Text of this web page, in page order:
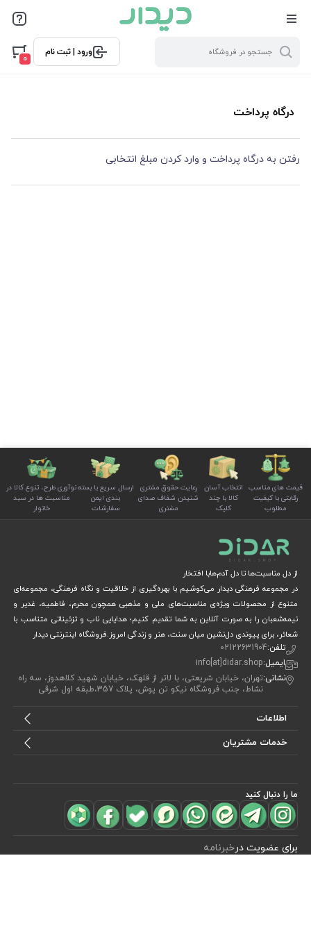
ورود | ثبت نام
0
درگاه پرداخت
رفتن به درگاه پرداخت و وارد کردن مبلغ انتخابی
قیمت های مناسب
رقابتی با کیفیت
مطلوب
انتخاب آسان
کالا با چند
کلیک
رعایت حقوق مشتری
شنیدن شفاف صدای
مشتری
ارسال سریع با بسته
بندی ایمن
سفارشات
نوآوری طرح، تنوع کالا در
مناسبت ها در سبد
خانوار
از دل مناسبت‌ها تا دل آدم‌هابا افتخار
در مجموعه فرهنگی دیدار می‌کوشیم با بهره‌گیری از خلاقیت و نگاه فرهنگی، مجموعه‌ای
متنوع از محصولات ویژه‌ی مناسبت‌های ملی و مذهبی همچون محرم، فاطمیه، غدیر و
نیمه‌شعبان را به صورت آنلاین به شما تقدیم کنیم؛ هدایایی ناب و تزئیناتی متناسب با
شعائر، برای پیوندی دل‌نشین میان سنت، هنر و زندگی امروز.فروشگاه اینترنتی دیدار
تلفن:02122631904
ایمیل:info[at]didar.shop
نشانی:تهران، خیابان شریعتی، با لاتر از قلهک، خیابان شهید کلاهدوز، سه راه
نشاط، جنب فروشگاه نیکو تن پوش، پلاک 357،طبقه اول شرقی
اطلاعات
خدمات مشتریان
ما را دنبال کنید
برای عضویت درخبرنامه